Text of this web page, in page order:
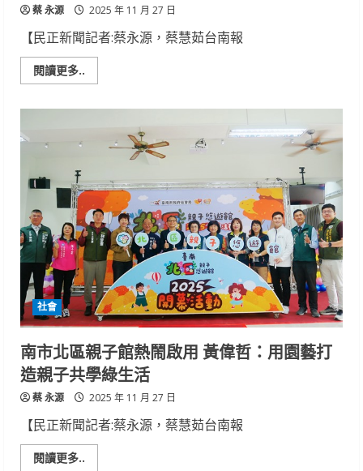
蔡 永源 2025 年 11 月 27 日
【民正新聞記者:蔡永源，蔡慧茹台南報
閱讀更多..
more
琴
歌
劇
團
社會
南市北區親子館熱鬧啟用 黃偉哲：用園藝打
造親子共學綠生活
蔡 永源 2025 年 11 月 27 日
【民正新聞記者:蔡永源，蔡慧茹台南報
閱讀更多..